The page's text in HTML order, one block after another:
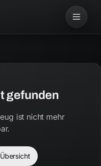
gefunden
ist nicht mehr